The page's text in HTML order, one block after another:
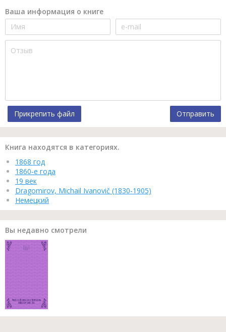
Ваша информация о книге
Прикрепить файл Отправить
Книга находятся в категориях.
1868 год
1860-е года
19 век
Dragomirov, Michail Ivanovič (1830-1905)
Немецкий
Вы недавно смотрели